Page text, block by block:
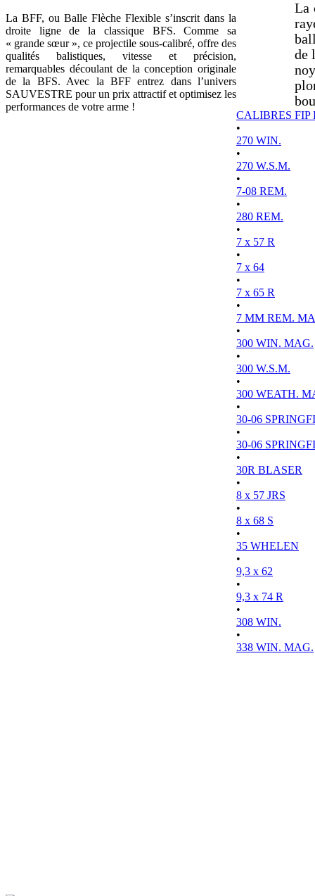
La BFF, ou Balle Flèche Flexible s’inscrit dans la
droite ligne de la classique BFS. Comme sa
« grande sœur », ce projectile sous-calibré, offre des
qualités balistiques, vitesse et précision,
remarquables découlant de la conception originale
de la BFS. Avec la BFF entrez dans l’univers
SAUVESTRE pour un prix attractif et optimisez les
performances de votre arme !
La
de
CALIBRES FIP
•
270 WIN.
•
270 W.S.M.
•
7-08 REM.
•
280 REM.
•
7 x 57 R
•
7 x 64
•
7 x 65 R
•
7 MM REM.
•
300 WIN. MAG.
•
300 W.S.M.
•
300 WEATH.
•
30-06
•
30-06
•
30R BLASER
•
8 x 57 JRS
•
8 x 68 S
•
35 WHELEN
•
9,3 x 62
•
9,3 x 74 R
•
308 WIN.
•
338 WIN. MAG.